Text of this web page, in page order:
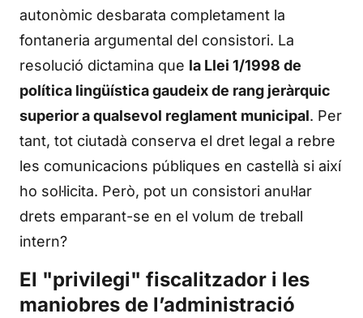
autonòmic desbarata completament la
fontaneria argumental del consistori. La
resolució dictamina que la Llei 1/1998 de
política lingüística gaudeix de rang jeràrquic
superior a qualsevol reglament municipal. Per
tant, tot ciutadà conserva el dret legal a rebre
les comunicacions públiques en castellà si així
ho sol·licita. Però, pot un consistori anul·lar
drets emparant-se en el volum de treball
intern?
El "privilegi" fiscalitzador i les
maniobres de l’administració